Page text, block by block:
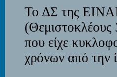
Το ΔΣ της
που είχε
χρόνων από την